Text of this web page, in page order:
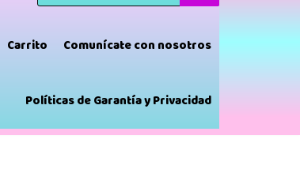
Carrito Comunícate con nosotros
Políticas de Garantía y Privacidad